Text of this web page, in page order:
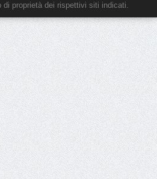
proprietà dei rispettivi siti indicati.